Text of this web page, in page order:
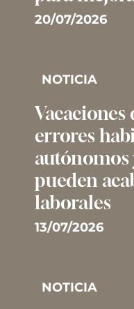
20/07/2026
NOTICIA
Vacaciones
errores
autónomos
pueden
laborales
13/07/2026
NOTICIA